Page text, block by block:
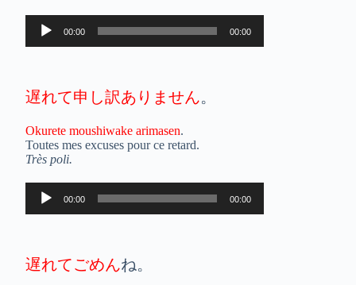
Lecteur
audio
00:00 00:00
遅れて申し訳ありません。
Okurete moushiwake arimasen.
Toutes mes excuses pour ce retard.
Très poli.
Lecteur
audio
00:00 00:00
遅れてごめんね。